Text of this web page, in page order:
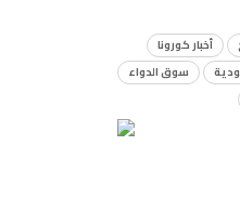
أخبار كورونا
سوق الدواء